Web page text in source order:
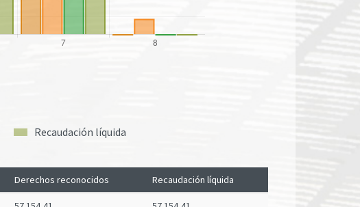
Recaudación líquida
Derechos reconocidos Recaudación líquida